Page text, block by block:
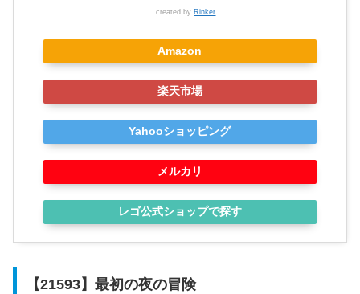
created by Rinker
Amazon
楽天市場
Yahooショッピング
メルカリ
レゴ公式ショップで探す
【21593】最初の夜の冒険